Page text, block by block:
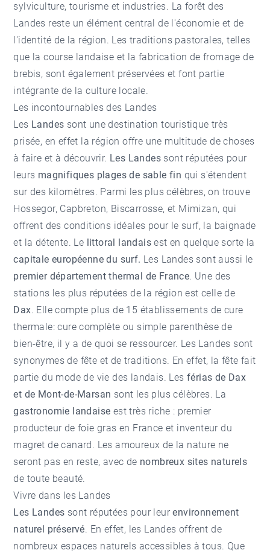
sylviculture, tourisme et industries. La forêt des
Landes reste un élément central de l'économie et de
l'identité de la région. Les traditions pastorales, telles
que la course landaise et la fabrication de fromage de
brebis, sont également préservées et font partie
intégrante de la culture locale.
Les incontournables des Landes
Les Landes sont une destination touristique très
prisée, en effet la région offre une multitude de choses
à faire et à découvrir. Les Landes sont réputées pour
leurs magnifiques plages de sable fin qui s'étendent
sur des kilomètres. Parmi les plus célèbres, on trouve
Hossegor, Capbreton, Biscarrosse, et Mimizan, qui
offrent des conditions idéales pour le surf, la baignade
et la détente. Le littoral landais est en quelque sorte la
capitale européenne du surf. Les Landes sont aussi le
premier département thermal de France. Une des
stations les plus réputées de la région est celle de
Dax. Elle compte plus de 15 établissements de cure
thermale: cure complète ou simple parenthèse de
bien-être, il y a de quoi se ressourcer. Les Landes sont
synonymes de fête et de traditions. En effet, la fête fait
partie du mode de vie des landais. Lesférias de Dax
et de Mont-de-Marsan sont les plus célèbres. La
gastronomie landaise est très riche : premier
producteur de foie gras en France et inventeur du
magret de canard. Les amoureux de la nature ne
seront pas en reste, avec de nombreux sites naturels
de toute beauté.
Vivre dans les Landes
Les Landes sont réputées pour leurenvironnement
naturel préservé. En effet, les Landes offrent de
nombreux espaces naturels accessibles à tous. Que